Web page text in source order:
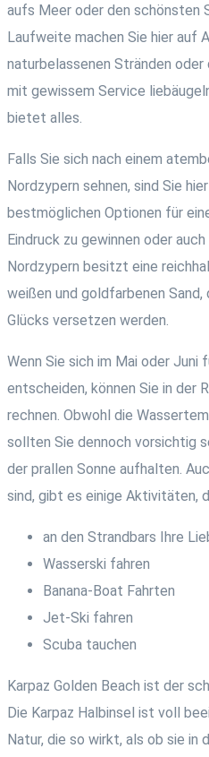
aufs Meer oder den schönsten
Laufweite machen Sie hier auf
naturbelassenen Stränden
mit gewissem Service
bietet alles.
Falls Sie sich nach einem
Nordzypern sehnen, sind Sie
bestmöglichen Optionen für
Eindruck zu gewinnen oder
Nordzypern besitzt eine
weißen und goldfarbenen Sand,
Glücks versetzen werden.
Wenn Sie sich im Mai oder Juni
entscheiden, können Sie in der
rechnen. Obwohl die
sollten Sie dennoch vorsichtig
der prallen Sonne aufhalten.
sind, gibt es einige Aktivitäten,
an den Strandbars Ihre
Wasserski fahren
Banana-Boat Fahrten
Jet-Ski fahren
Scuba tauchen
Karpaz Golden Beach ist der
Die Karpaz Halbinsel ist voll
Natur, die so wirkt, als ob sie in